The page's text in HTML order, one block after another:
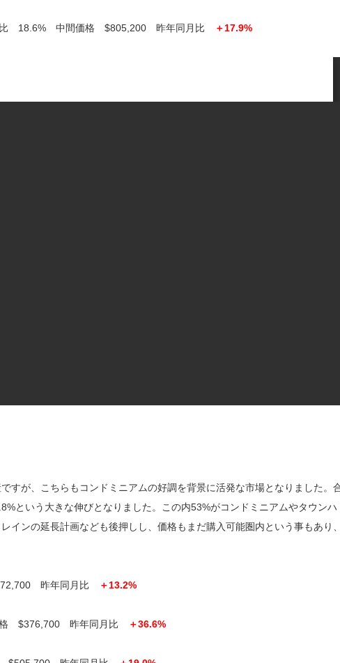
18.6% 中間価格 $805,200 昨年同月比 ＋17.9%
すが、こちらもコンドミニアムの好調を背景に活発な市場となりました。
という大きな伸びとなりました。この内53%がコンドミニアムやタウンハ
インの延長計画なども後押しし、価格もまだ購入可能圏内という事もあり
昨年同月比 ＋13.2%
$376,700 昨年同月比 ＋36.6%